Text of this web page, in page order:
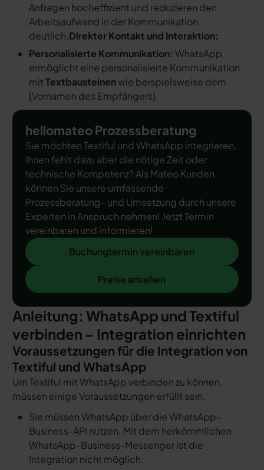
Anfragen hocheffizient und reduzieren den
Arbeitsaufwand in der Kommunikation
deutlich.Direkter Kontakt und Interaktion:
Personalisierte Kommunikation: WhatsApp
ermöglicht eine personalisierte Kommunikation
mitTextbausteinenwie beispielsweise dem
[Vornamen des Empfängers].
hellomateo Prozessberatung
Sie möchten Textiful und WhatsApp integrieren,
Ihnen fehlt dazu aber die nötige Zeit oder
technische Kompetenz? Als Mateo Kunden
können Sie unsere umfassende
Prozessberatung- und Umsetzung durch unsere
Experten in Anspruch nehmen! Jetzt Termin
vereinbaren und informieren!
Buchungtermin vereinbaren
Buchungtermin vereinbaren
Preise ansehen
Preise ansehen
Anleitung: WhatsApp und Textiful
verbinden – Integration einrichten
Voraussetzungen für die Integration von
Textiful und WhatsApp
Um Textiful mit WhatsApp verbinden zu können,
müssen einige Voraussetzungen erfüllt sein.
Sie müssen WhatsApp über die WhatsApp-
Business-API nutzen. Mit dem herkömmlichen
WhatsApp-Business-Messenger ist die
Integration nicht möglich.